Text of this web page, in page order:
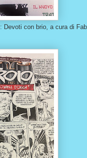
con brio, a cura di